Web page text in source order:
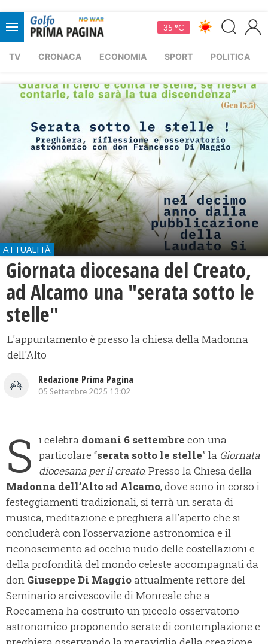
35 °C
TV CRONACA ECONOMIA SPORT POLITICA
ATTUALITÀ
Giornata diocesana del Creato,
ad Alcamo una "serata sotto le
stelle"
L'appuntamento è presso la chiesa della Madonna
dell'Alto
Redazione Prima Pagina
05 Settembre 2025 13:02
S i celebra domani 6 settembre con una
particolare “serata sotto le stelle” la Giornata
diocesana per il creato. Presso la Chiesa della
Madonna dell’Altoad Alcamo, dove sono in corso i
festeggiamenti tradizionali, si terrà un serata di
musica, meditazione e preghiera all’aperto che si
concluderà con l’osservazione astronomica e il
riconoscimento ad occhio nudo delle costellazioni e
della profondità del mondo celeste accompagnati da
don Giuseppe Di Maggioattualmente rettore del
Seminario arcivescovile di Monreale che a
Roccamena ha costruito un piccolo osservatorio
astronomico proponendo serate di contemplazione e